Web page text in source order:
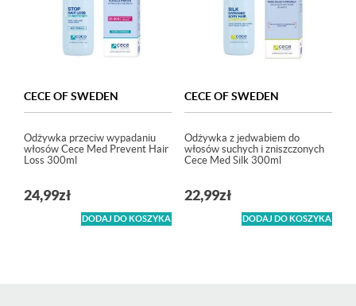
CECE OF SWEDEN
Odżywka przeciw wypadaniu
włosów Cece Med Prevent Hair
Loss 300ml
24,99zł
DODAJ DO KOSZYKA
CECE OF SWEDEN
Odżywka z jedwabiem do
włosów suchych i zniszczonych
Cece Med Silk 300ml
22,99zł
DODAJ DO KOSZYKA